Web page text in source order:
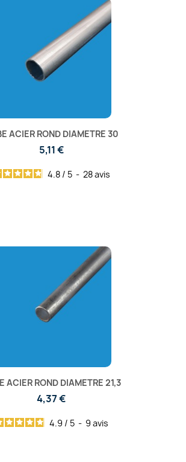
ACIER ROND DIAMETRE 30
5,11 €
4.8 / 5 - 28avis
ACIER ROND DIAMETRE 21,3
4,37 €
4.9 / 5 - 9 avis